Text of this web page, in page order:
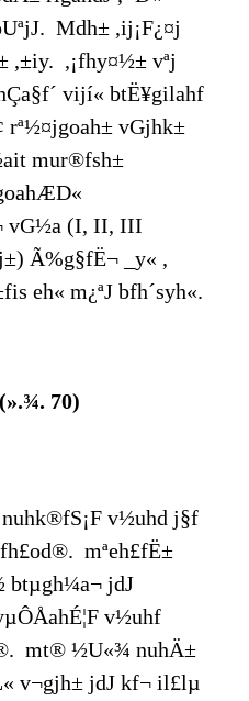
Mdh± ,ij¡F¿¤j
,±iy. ,¡fhy¤½± vªj
vijí« btË¥gilahf
vGjhk±
mur®fsh±
vG½a (I, II, III
Ã%g§fË¬ _y« ,
eh« m¿ªJ bfh´syh«.
70)
v½uhd j§f
mªeh£fË±
btµgh¼a¬ jdJ
v½uhf
mt® ½U«¾ nuhÄ±
v¬gjh± jdJ kf¬ il£lµ